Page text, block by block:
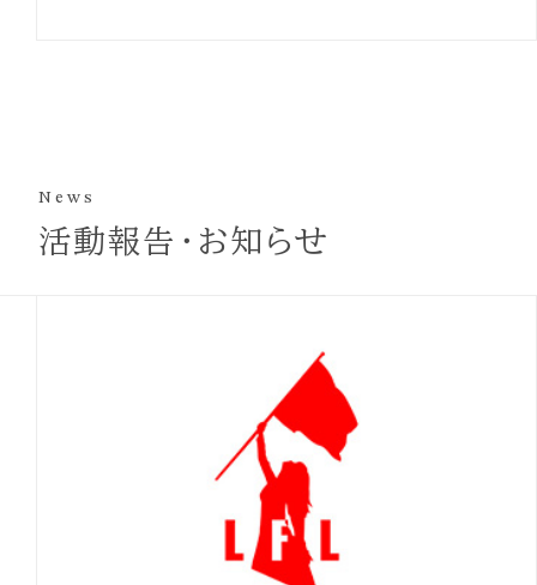
● お振込先
郵便振替口座 00190-7-354647
※郵便局の振込用紙に郵便振替口座、あなたの住
所、氏名、電話番号と通信欄に「寄付金」とご記入
の上、お近くの郵便局でお振り込みください。（振
込手数料は別途ご負担ください）
※お振り込みにあたっては、領収書の有無をご明
News
活動報告・お知らせ